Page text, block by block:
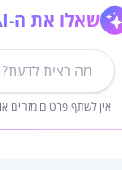
שאלו את ה-AI שלנו
אין לשתף פרטים מזהים